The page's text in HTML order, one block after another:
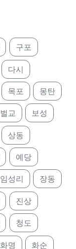
구포
다시
목포 몽탄
벌교 보성
상동
예당
임성리 장동
진상
청도
화명 화순